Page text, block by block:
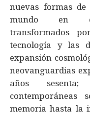
nuevas formas
mundo en
transformados
tecnología y las
expansión
neovanguardias
años
memoria hasta la